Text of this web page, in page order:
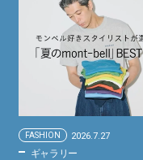
FASHION 2026.7.27
ギャラリー